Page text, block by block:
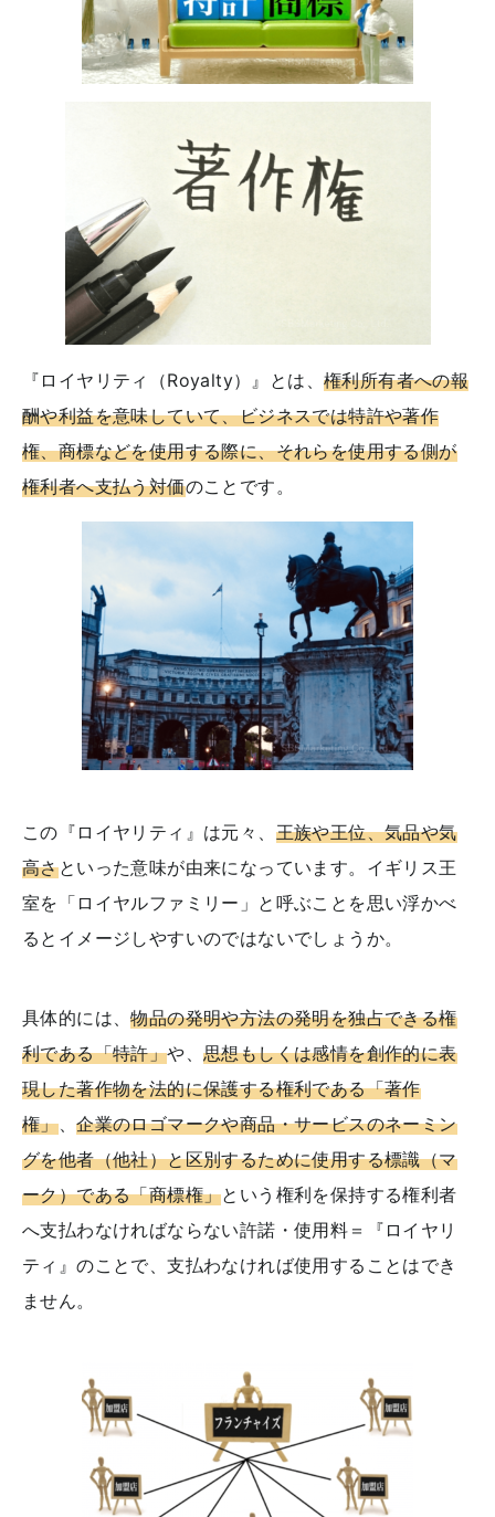
『ロイヤリティ（Royalty）』とは、 権利所有者への報
酬や利益を意味していて、ビジネスでは特許や著作
権、商標などを使用する際に、それらを使用する側が
権利者へ支払う対価のことです。
この『ロイヤリティ』は元々、 王族や王位、気品や気
高さといった意味が由来になっています。イギリス王
室を「ロイヤルファミリー」と呼ぶことを思い浮かべ
るとイメージしやすいのではないでしょうか。
具体的には、物品の発明や方法の発明を独占できる権
利である「特許」や、思想もしくは感情を創作的に表
現した著作物を法的に保護する権利である「著作
権」、企業のロゴマークや商品・サービスのネーミン
グを他者（他社）と区別するために使用する標識（マ
ーク）である「商標権」という権利を保持する権利者
へ支払わなければならない許諾・使用料＝『ロイヤリ
ティ』のことで、支払わなければ使用することはでき
ません。